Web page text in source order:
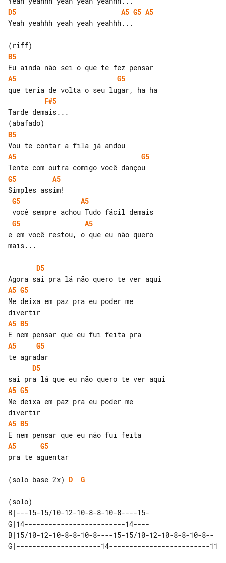
D5
A5 G5 A5
Yeah yeahhh yeah yeah yeahhh...
B5
A5
G5
F#5
Tarde demais...
B5
A5
G5
G5
A5
G5
A5
G5
A5
e em você restou, o que eu não quero
mais...
D5
A5 G5
Me deixa em paz pra eu poder me
A5 B5
A5
G5
D5
A5 G5
Me deixa em paz pra eu poder me
A5 B5
A5
G5
pra te aguentar
(solo base 2x) D G
(solo)
B|---15-15/10-12-10-8-8-10-8----15-
G|14-------------------------14----
B|15/10-12-10-8-8-10-8----15-15/10-12-10-8-8-10-8--